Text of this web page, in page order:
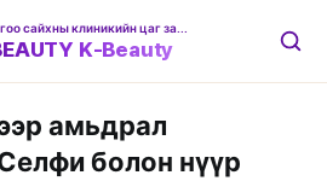
K-Beauty
амьдрал
болон нүүр